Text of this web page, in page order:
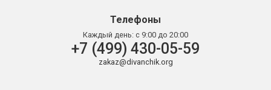
Телефоны
Каждый день: с 9:00 до 20:00
+7 (499) 430-05-59
zakaz@divanchik.org